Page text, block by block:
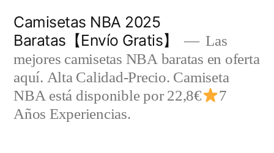
contenido
Camisetas NBA 2025
Baratas【Envío Gratis】
Las
mejores camisetas NBA baratas en oferta
aquí. Alta Calidad-Precio. Camiseta
NBA está disponible por 22,8€
7
Años Experiencias.